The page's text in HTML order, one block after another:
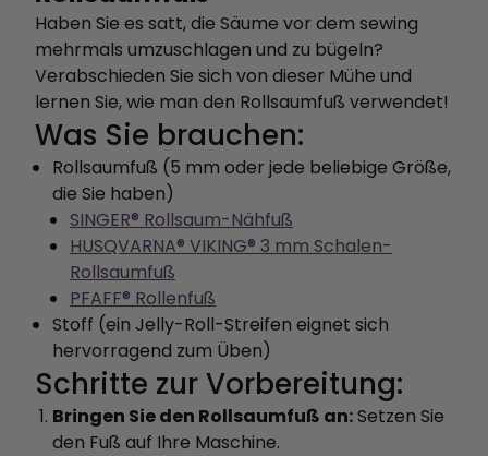
Haben Sie es satt, die Säume vor dem sewing
mehrmals umzuschlagen und zu bügeln?
Verabschieden Sie sich von dieser Mühe und
lernen Sie, wie man den Rollsaumfuß verwendet!
Was Sie brauchen:
Rollsaumfuß (5 mm oder jede beliebige Größe,
die Sie haben)
SINGER® Rollsaum-Nähfuß
HUSQVARNA® VIKING® 3 mm Schalen-
Rollsaumfuß
PFAFF® Rollenfuß
Stoff (ein Jelly-Roll-Streifen eignet sich
hervorragend zum Üben)
Schritte zur Vorbereitung:
Bringen Sie den Rollsaumfuß an:Setzen Sie
den Fuß auf Ihre Maschine.